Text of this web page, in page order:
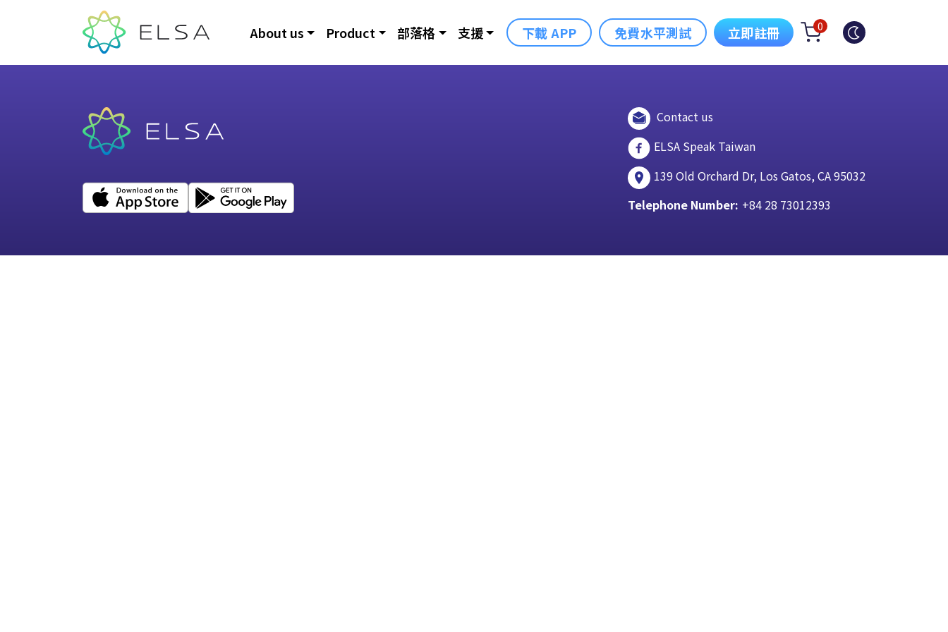
About us Product 部落格 支援 下載 APP 免費水平測試 立即註冊 0
Contact us
ELSA Speak Taiwan
139 Old Orchard Dr, Los Gatos, CA 95032
Telephone Number: +84 28 73012393